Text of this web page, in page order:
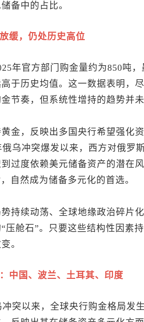
备中的占比。
缓，仍处历史高位
年官方部门购金量约为850吨
于历史均值。这一数据表明，
节奏，但系统性增持的趋势并
金，反映出多国央行希望强化
俄乌冲突爆发以来，西方对俄罗
过度依赖美元储备资产的潜在
自然成为储备多元化的首选。
持续动荡、全球地缘政治碎片
压舱石”。只要这些结构性因素
。
中国、波兰、土耳其、印度
冲突以来，全球央行购金格局发